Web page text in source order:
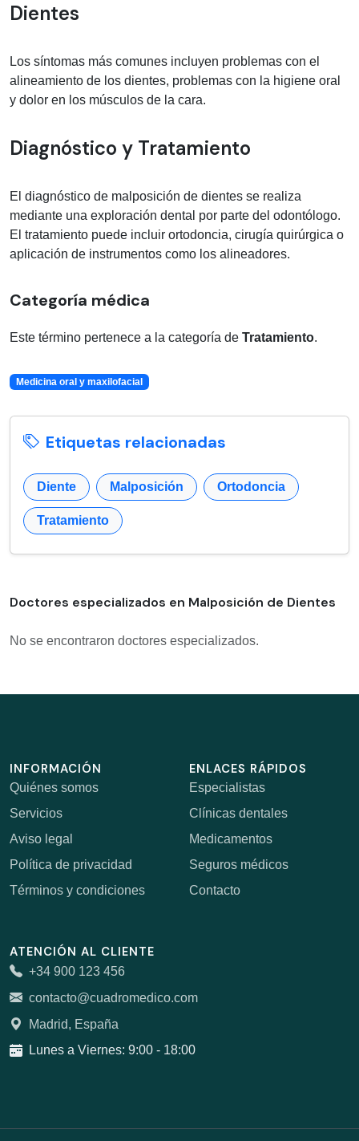
Dientes
Los síntomas más comunes incluyen problemas con el
alineamiento de los dientes, problemas con la higiene oral
y dolor en los músculos de la cara.
Diagnóstico y Tratamiento
El diagnóstico de malposición de dientes se realiza
mediante una exploración dental por parte del odontólogo.
El tratamiento puede incluir ortodoncia, cirugía quirúrgica o
aplicación de instrumentos como los alineadores.
Categoría médica
Este término pertenece a la categoría de Tratamiento.
Medicina oral y maxilofacial
Etiquetas relacionadas
Diente Malposición Ortodoncia
Tratamiento
Doctores especializados en Malposición de Dientes
No se encontraron doctores especializados.
INFORMACIÓN
Quiénes somos
Servicios
Aviso legal
Política de privacidad
Términos y condiciones
ENLACES RÁPIDOS
Especialistas
Clínicas dentales
Medicamentos
Seguros médicos
Contacto
ATENCIÓN AL CLIENTE
+34 900 123 456
contacto@cuadromedico.com
Madrid, España
Lunes a Viernes: 9:00 - 18:00